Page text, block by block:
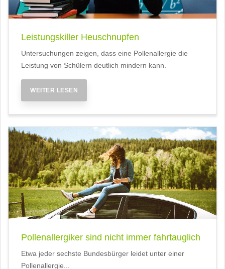
Leistungskiller Heuschnupfen
Untersuchungen zeigen, dass eine Pollenallergie die
Leistung von Schülern deutlich mindern kann.
WEITER LESEN
Pollenallergiker sind nicht immer fahrtauglich
Etwa jeder sechste Bundesbürger leidet unter einer
Pollenallergie...